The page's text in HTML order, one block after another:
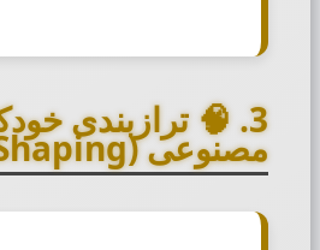
3. 🧠 ترازبندی
مصنوعی (Input Shaping)